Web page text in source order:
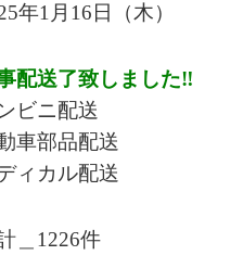
年1 月16 日 （木）
配送了致しました‼
ビニ配送
車部品配送
ィカル配送
＿1226件